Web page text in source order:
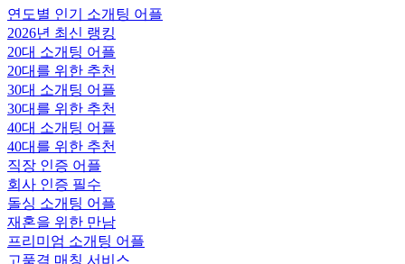
연도별 인기 소개팅 어플
2026년 최신 랭킹
20대 소개팅 어플
20대를 위한 추천
30대 소개팅 어플
30대를 위한 추천
40대 소개팅 어플
40대를 위한 추천
직장 인증 어플
회사 인증 필수
돌싱 소개팅 어플
재혼을 위한 만남
프리미엄 소개팅 어플
고품격 매칭 서비스